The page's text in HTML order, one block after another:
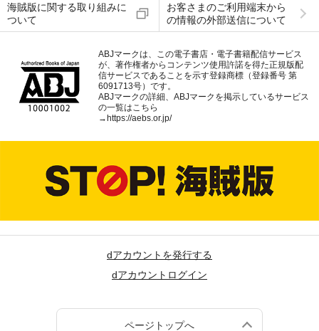
海賊版に関する取り組みに
ついて
お客さまのご利用端末から
の情報の外部送信について
ABJマークは、この電子書店・電子書籍配信サービス
が、著作権者からコンテンツ使用許諾を得た正規版配
信サービスであることを示す登録商標（登録番号 第
6091713号）です。
ABJマークの詳細、ABJマークを掲示しているサービス
の一覧はこちら
→ https://aebs.or.jp/
dアカウントを発行する
dアカウントログイン
ページトップへ